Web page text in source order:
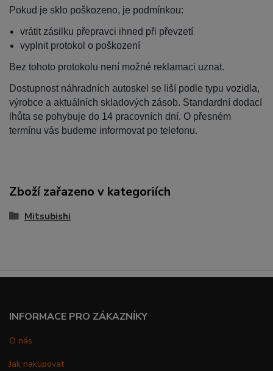
Pokud je sklo poškozeno, je podmínkou:
vrátit zásilku přepravci ihned při převzetí
vyplnit protokol o poškození
Bez tohoto protokolu není možné reklamaci uznat.
Dostupnost náhradních autoskel se liší podle typu vozidla,
výrobce a aktuálních skladových zásob. Standardní dodací
lhůta se pohybuje do 14 pracovních dní. O přesném
termínu vás budeme informovat po telefonu.
Zboží zařazeno v kategoriích
Mitsubishi
INFORMACE PRO ZÁKAZNÍKY
O nás
Jak nakupovat